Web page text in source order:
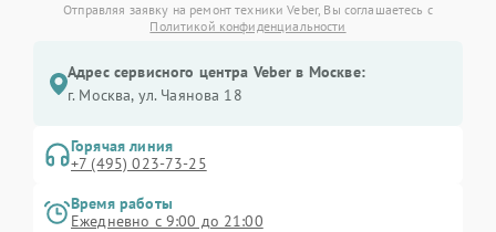
Отправляя заявку на ремонт техники Veber, Вы соглашаетесь с
Политикой конфиденциальности
Адрес сервисного центра Veber в Москве:
г. Москва, ул. Чаянова 18
Горячая линия
+7 (495) 023-73-25
Время работы
Ежедневно с 9:00 до 21:00